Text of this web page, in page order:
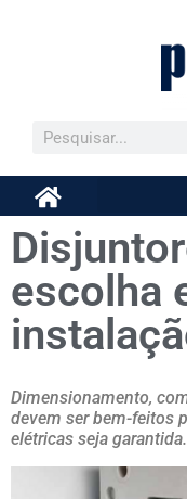
escolha
Dimensionamento,
devem ser bem-feitos
elétricas seja garantida.